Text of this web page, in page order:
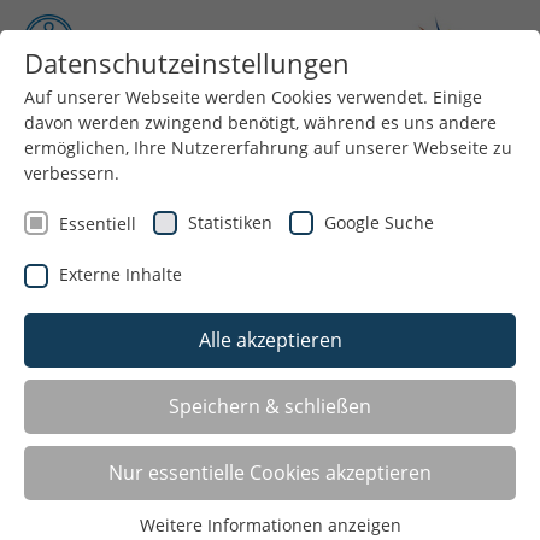
Menü
Datenschutzeinstellungen
Auf unserer Webseite werden Cookies verwendet. Einige
davon werden zwingend benötigt, während es uns andere
ermöglichen, Ihre Nutzererfahrung auf unserer Webseite zu
verbessern.
Essentiell Statistiken Google Suche
Externe Inhalte
Alle akzeptieren
Speichern & schließen
Nur essentielle Cookies akzeptieren
Weitere Informationen anzeigen